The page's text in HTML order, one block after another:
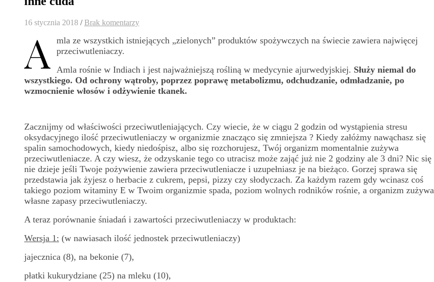
16 stycznia 2018 / Brak komentarzy
A
mla ze wszystkich istniejących „zielonych” produktów spożywczych na świecie zawiera najwięcej
przeciwutleniaczy.
Amla rośnie w Indiach i jest najważniejszą rośliną w medycynie ajurwedyjskiej. Służy niemal do
wszystkiego. Od ochrony wątroby, poprzez poprawę metabolizmu, odchudzanie, odmładzanie, po
wzmocnienie włosów i odżywienie tkanek.
Zacznijmy od właściwości przeciwutleniających. Czy wiecie, że w ciągu 2 godzin od wystąpienia stresu
oksydacyjnego ilość przeciwutleniaczy w organizmie znacząco się zmniejsza ? Kiedy załóżmy nawąchasz się
spalin samochodowych, kiedy niedośpisz, albo się rozchorujesz, Twój organizm momentalnie zużywa
przeciwutleniacze. A czy wiesz, że odzyskanie tego co utracisz może zająć już nie 2 godziny ale 3 dni? Nic się
nie dzieje jeśli Twoje pożywienie zawiera przeciwutleniacze i uzupełniasz je na bieżąco. Gorzej sprawa się
przedstawia jak żyjesz o herbacie z cukrem, pepsi, pizzy czy słodyczach. Za każdym razem gdy wcinasz coś
takiego poziom witaminy E w Twoim organizmie spada, poziom wolnych rodników rośnie, a organizm zużywa
własne zapasy przeciwutleniaczy.
A teraz porównanie śniadań i zawartości przeciwutleniaczy w produktach:
Wersja 1: (w nawiasach ilość jednostek przeciwutleniaczy)
jajecznica (8), na bekonie (7),
płatki kukurydziane (25) na mleku (10),